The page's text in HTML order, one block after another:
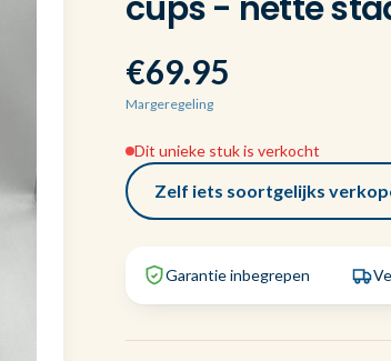
€69.95
Margeregeling
Dit unieke stuk is verkocht
Zelf iets soortgelijks
Garantie inbegrepen